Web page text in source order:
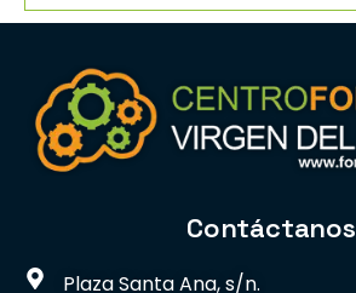
Contáctanos
Plaza Santa Ana, s/n.